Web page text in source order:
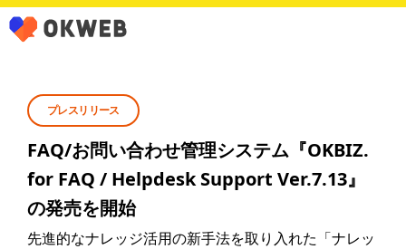
プレスリリース
FAQ/お問い合わせ管理システム『OKBIZ.
for FAQ / Helpdesk Support Ver.7.13』
の発売を開始
先進的なナレッジ活用の新手法を取り入れた「ナレッ